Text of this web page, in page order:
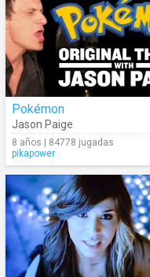
Pokémon
Jason Paige
8 años | 84778 jugadas
pikapower